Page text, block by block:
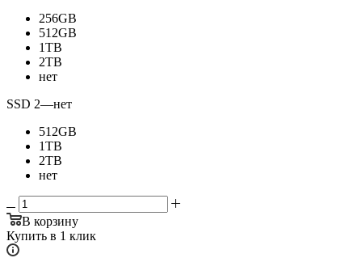
256GB
512GB
1TB
2TB
нет
SSD 2—нет
512GB
1TB
2TB
нет
В корзину
Купить в 1 клик